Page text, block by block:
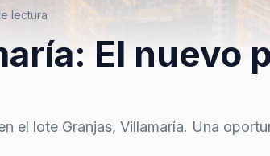
lectura
El nuevo
el lote Granjas, Villamaría. Una